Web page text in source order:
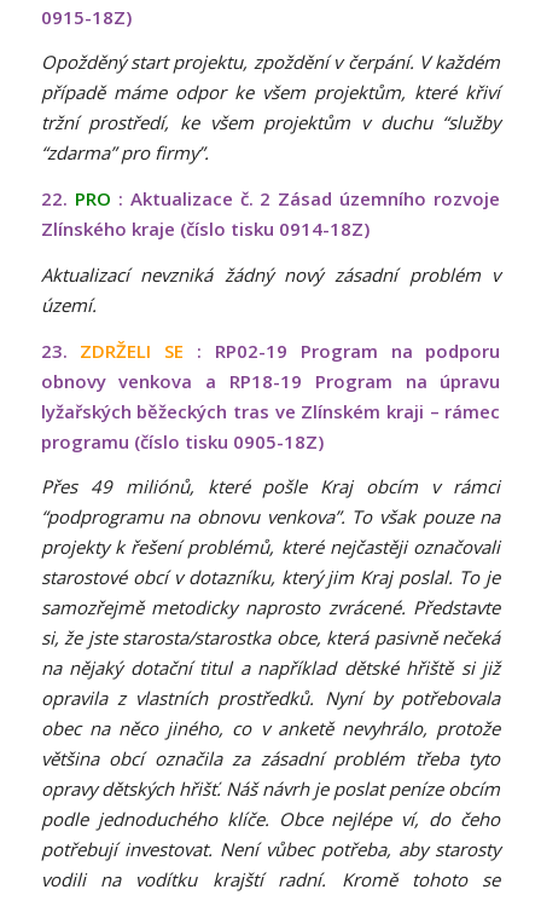
0915-18Z)
Opožděný start projektu, zpoždění v čerpání. V každém
případě máme odpor ke všem projektům, které křiví
tržní prostředí, ke všem projektům v duchu “služby
“zdarma” pro firmy”.
22. PRO : Aktualizace č. 2 Zásad územního rozvoje
Zlínského kraje (číslo tisku 0914-18Z)
Aktualizací nevzniká žádný nový zásadní problém v
území.
23. ZDRŽELI SE : RP02-19 Program na podporu
obnovy venkova a RP18-19 Program na úpravu
lyžařských běžeckých tras ve Zlínském kraji – rámec
programu (číslo tisku 0905-18Z)
Přes 49 miliónů, které pošle Kraj obcím v rámci
“podprogramu na obnovu venkova”. To však pouze na
projekty k řešení problémů, které nejčastěji označovali
starostové obcí v dotazníku, který jim Kraj poslal. To je
samozřejmě metodicky naprosto zvrácené. Představte
si, že jste starosta/starostka obce, která pasivně nečeká
na nějaký dotační titul a například dětské hřiště si již
opravila z vlastních prostředků. Nyní by potřebovala
obec na něco jiného, co v anketě nevyhrálo, protože
většina obcí označila za zásadní problém třeba tyto
opravy dětských hřišť. Náš návrh je poslat peníze obcím
podle jednoduchého klíče. Obce nejlépe ví, do čeho
potřebují investovat. Není vůbec potřeba, aby starosty
vodili na vodítku krajští radní. Kromě tohoto se